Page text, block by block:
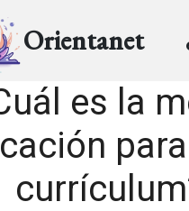
Orientanet
es la